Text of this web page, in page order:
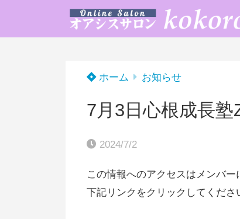
ホーム お知らせ
7月3日心根成長塾
2024/7/2
この情報へのアクセスはメンバ
下記リンクをクリックしてくださ